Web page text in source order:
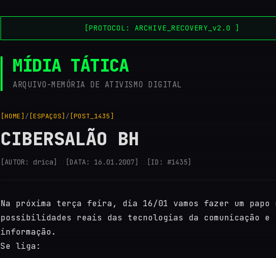
[PROTOCOL: ARCHIVE_RECOVERY_v2.0 ]
MÍDIA TÁTICA
ARQUIVO-MEMÓRIA DE ATIVISMO DIGITAL
[HOME] / [ESPAÇOS] / [POST_1435]
CIBERSALÃO BH
[AUTOR: drica] [DATA: 16.01.2007] [ID: #1435]
Na próxima terça feira, dia 16/01 vamos fazer um papo
possibilidades reais das tecnologias da comunicação e
informação.
Se liga: